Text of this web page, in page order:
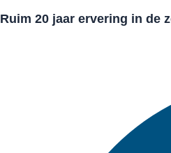
Ruim 20 jaar ervering in de